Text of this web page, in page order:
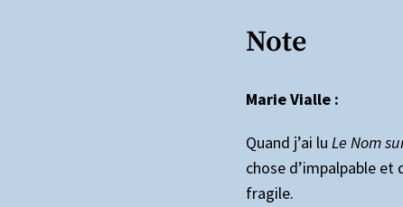
Note
Marie Vialle :
Quand j’ai lu Le Nom
chose d’impalpable
fragile.